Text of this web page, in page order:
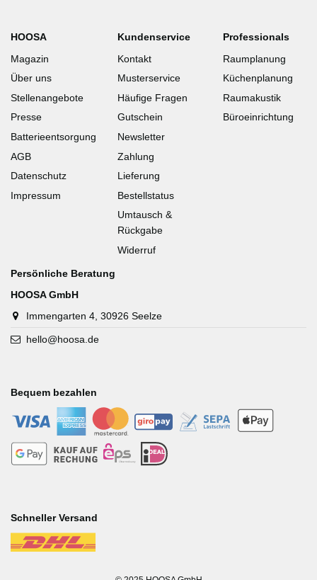
HOOSA
Magazin
Über uns
Stellenangebote
Presse
Batterieentsorgung
AGB
Datenschutz
Impressum
Kundenservice
Kontakt
Musterservice
Häufige Fragen
Gutschein
Newsletter
Zahlung
Lieferung
Bestellstatus
Umtausch &
Rückgabe
Widerruf
Professionals
Raumplanung
Küchenplanung
Raumakustik
Büroeinrichtung
Persönliche Beratung
HOOSA GmbH
Immengarten 4, 30926 Seelze
hello@hoosa.de
Bequem bezahlen
-
- - - -
- - - -
Schneller Versand